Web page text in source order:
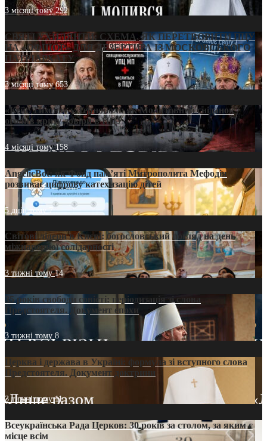
3 місяці тому292
СВЯТІ УХИЛЯНТИ: СХЕМА, ЯК ПЕРЕТВОРИТИ ПЦУ
НА «ОФШОР» ДЛЯ ДЕЗЕРТИРА ІЗ МОСКОВСЬКОГО
ПАТРІАРХАТУ
3 місяці тому653
«Кейс Тихона» у Тернополі: як Молитовний сніданок
оголив кризу довіри в ПЦУ
4 місяці тому158
AngelicBot: як Фонд пам’яті Митрополита Мефодія
розвиває цифрову катехизацію дітей
5 днів тому7
Світові лідери в Києві: богословський погляд на день
міжнародної солідарності
3 тижні тому14
35 років свободи совісті: періодизація зі слова
Предстоятеля. Документ епохи
3 тижні тому 8
Церква і держава в Україні: формула зі вступного слова
Предстоятеля. Документ доктрини
3 тижні тому11
Всеукраїнська Рада Церков: 30 років за столом, за яким є
місце всім